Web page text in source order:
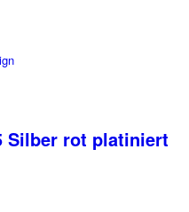
Silber rot platiniert